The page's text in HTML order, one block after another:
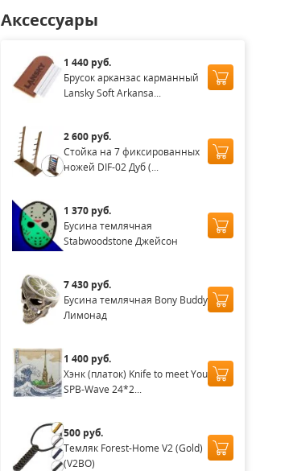
Аксессуары
1 440 руб.
Брусок арканзас карманный
Lansky Soft Arkansa...
2 600 руб.
Стойка на 7 фиксированных
ножей DIF-02 Дуб (...
1 370 руб.
Бусина темлячная
Stabwoodstone Джейсон
7 430 руб.
Бусина темлячная Bony Buddy
Лимонад
1 400 руб.
Хэнк (платок) Knife to meet You
SPB-Wave 24*2...
500 руб.
Темляк Forest-Home V2 (Gold)
(V2BO)